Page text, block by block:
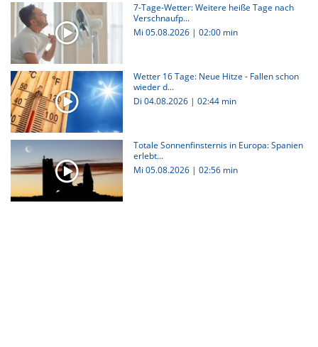
7-Tage-Wetter: Weitere heiße Tage nach
Verschnaufp...
Mi 05.08.2026 | 02:00 min
Wetter 16 Tage: Neue Hitze - Fallen schon
wieder d...
Di 04.08.2026 | 02:44 min
Totale Sonnenfinsternis in Europa: Spanien
erlebt...
Mi 05.08.2026 | 02:56 min